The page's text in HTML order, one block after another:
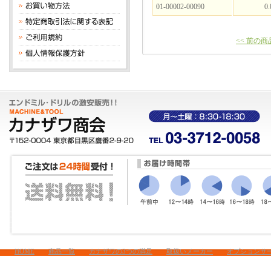
01-00002-00090
<< 前の商
HOME 商品一覧 カナザワの3つの満足 取扱いメーカー オプションサ